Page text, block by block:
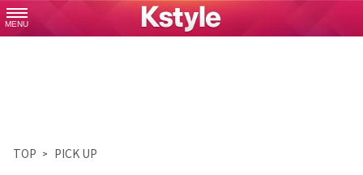
MENU
TOP PICK UP